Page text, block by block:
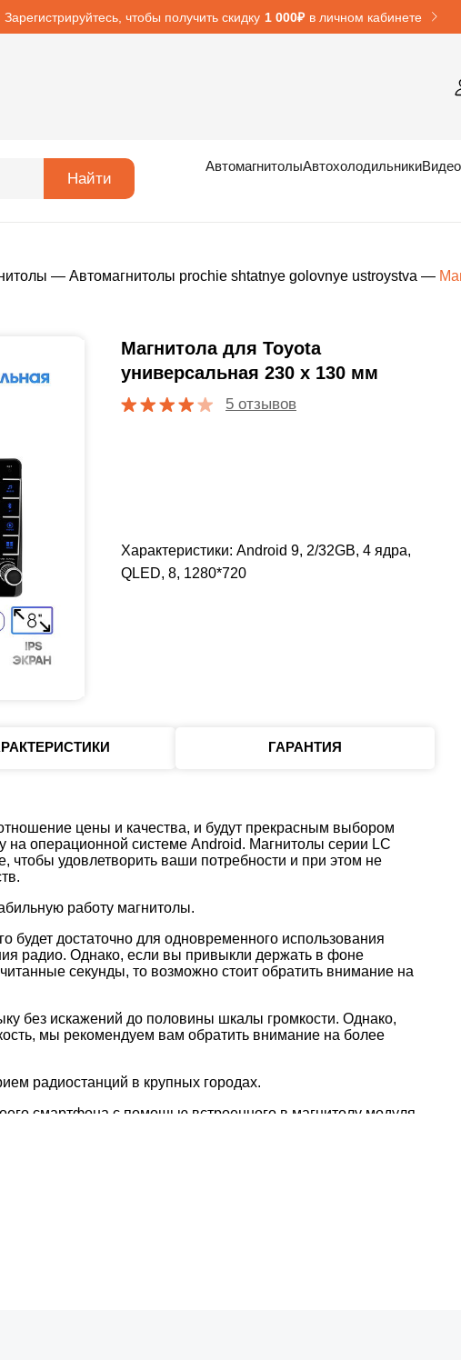
Зарегистрируйтесь, чтобы получить скидку 1 000₽ в личном кабинете
Найти
АвтомагнитолыАвтохолодильники
— Автомагнитолы prochie shtatnye golovnye ustroystva —
Магнитола для Toyota
универсальная 230 x 130 мм
5 отзывов
Характеристики: Android 9, 2/32GB, 4 ядра,
QLED, 8, 1280*720
ГАРАНТИЯ
цены и качества, и будут прекрасным выбором
на операционной системе Android. Магнитолы серии LC
удовлетворить ваши потребности и при этом не
работу магнитолы.
будет достаточно для одновременного использования
радио. Однако, если вы привыкли держать в фоне
секунды, то возможно стоит обратить внимание на
без искажений до половины шкалы громкости. Однако,
мы рекомендуем вам обратить внимание на более
радиостанций в крупных городах.
смартфона с помощью встроенного в магнитолу модуля